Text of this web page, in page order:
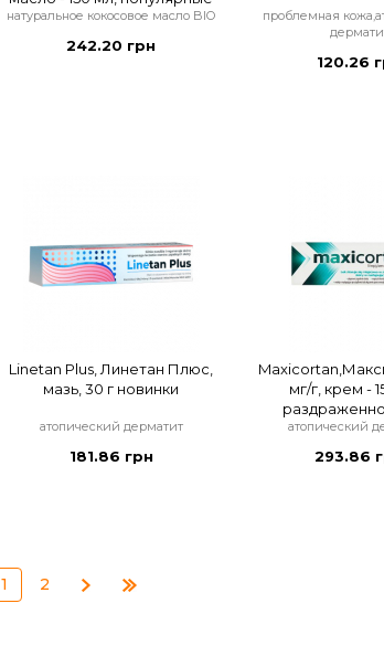
натуральное кокосовое масло BIO
242.20 грн
проблемная
120.26
Linetan Plus, Линетан Плюс,
мазь, 30 г новинки
атопический дерматит
181.86 грн
мг/г, крем -
атопический
293.86
1 2